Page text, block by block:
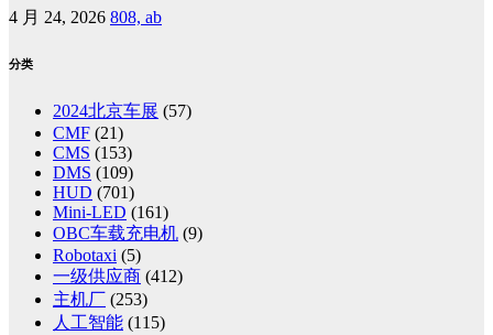
4 月 24, 2026 808, ab
分类
2024北京车展 (57)
CMF (21)
CMS (153)
DMS (109)
HUD (701)
Mini-LED (161)
OBC车载充电机 (9)
Robotaxi (5)
一级供应商 (412)
主机厂 (253)
人工智能 (115)